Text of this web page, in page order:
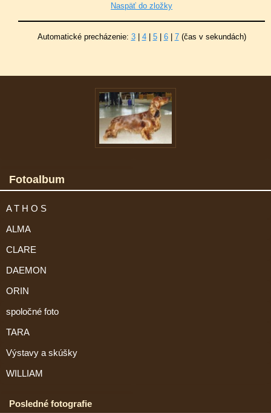
Naspäť do zložky
Automatické precházenie: 3| 4| 5| 6| 7(čas v sekundách)
Fotoalbum
A T H O S
ALMA
CLARE
DAEMON
ORIN
spoločné foto
TARA
Výstavy a skúšky
WILLIAM
Posledné fotografie